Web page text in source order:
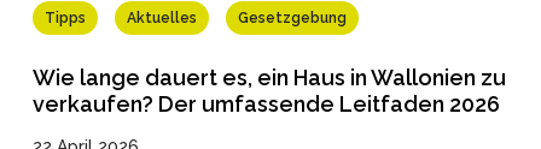
Tipps Aktuelles Gesetzgebung
Wie lange dauert es, ein Haus in Wallonien zu
verkaufen? Der umfassende Leitfaden 2026